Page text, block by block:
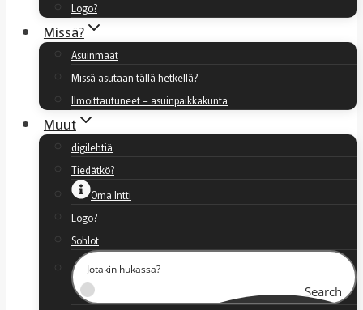
Logo?
Missä?
Asuinmaat
Missä asutaan tällä hetkellä?
Ilmoittautuneet – asuinpaikkakunta
Muut
digilehtiä
Tiedätkö?
Oma Intti
Logo?
Sohlot
Search